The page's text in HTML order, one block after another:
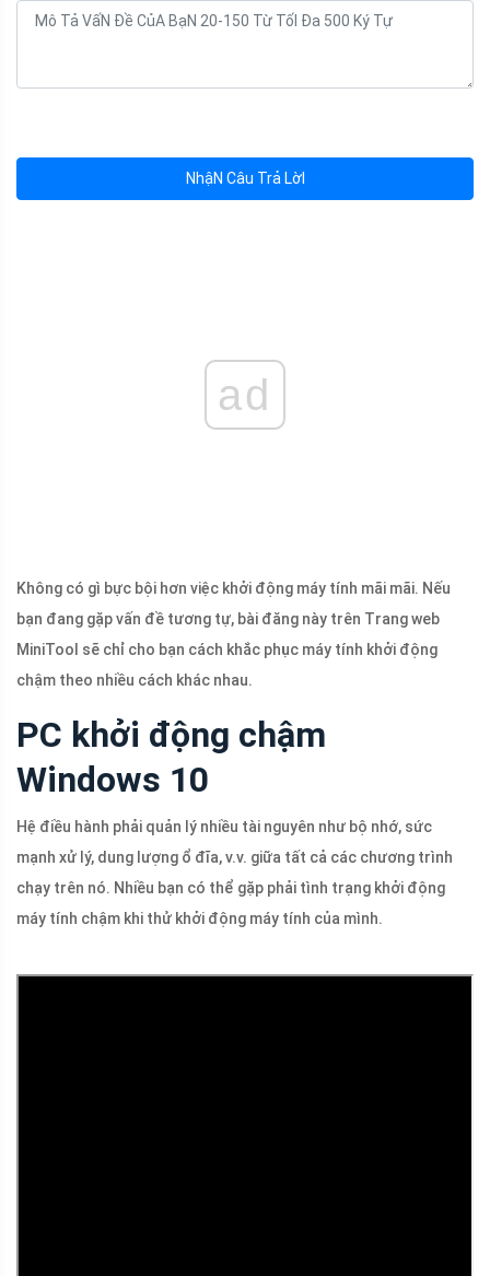
NhậN Câu Trả LờI
ad
Không có gì bực bội hơn việc khởi động máy tính mãi mãi. Nếu
bạn đang gặp vấn đề tương tự, bài đăng này trên Trang web
MiniTool sẽ chỉ cho bạn cách khắc phục máy tính khởi động
chậm theo nhiều cách khác nhau.
PC khởi động chậm
Windows 10
Hệ điều hành phải quản lý nhiều tài nguyên như bộ nhớ, sức
mạnh xử lý, dung lượng ổ đĩa, v.v. giữa tất cả các chương trình
chạy trên nó. Nhiều bạn có thể gặp phải tình trạng khởi động
máy tính chậm khi thử khởi động máy tính của mình.